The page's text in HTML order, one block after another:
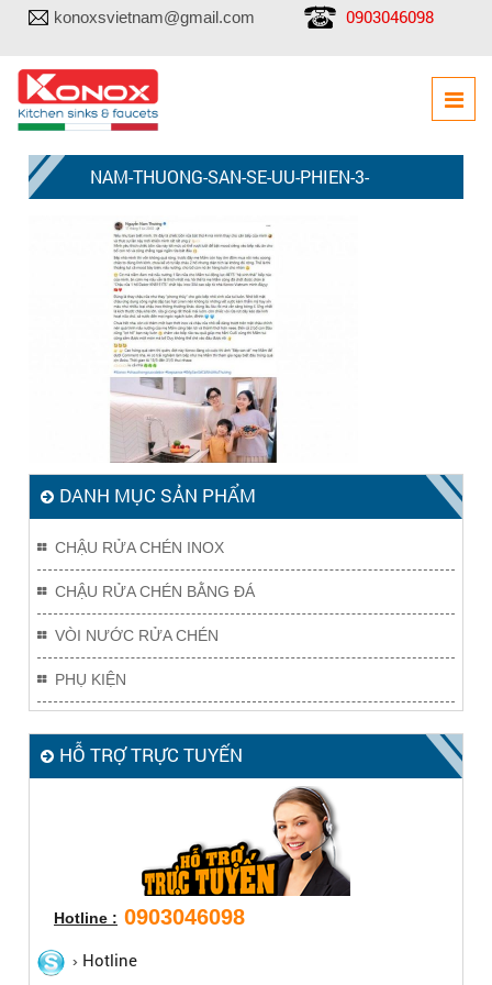
konoxsvietnam@gmail.com 0903046098
NAM-THUONG-SAN-SE-UU-PHIEN-3-
DANH MỤC SẢN PHẨM
CHẬU RỬA CHÉN INOX
CHẬU RỬA CHÉN BẰNG ĐÁ
VÒI NƯỚC RỬA CHÉN
PHỤ KIỆN
HỖ TRỢ TRỰC TUYẾN
Hotline : 0903046098
Hotline